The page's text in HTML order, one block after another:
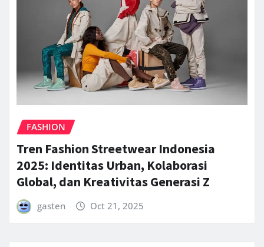
FASHION
Tren Fashion Streetwear Indonesia
2025: Identitas Urban, Kolaborasi
Global, dan Kreativitas Generasi Z
gasten Oct 21, 2025